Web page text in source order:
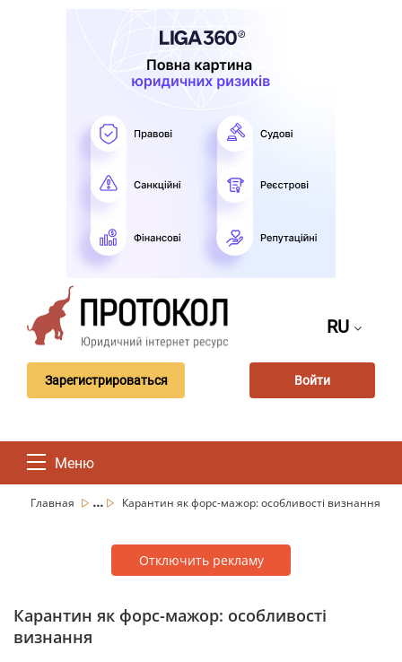
RU
Зарегистрироваться Войти
Меню
Главная ... Карантин як форс-мажор: особливості визнання
Отключить рекламу
Карантин як форс-мажор: особливості
визнання